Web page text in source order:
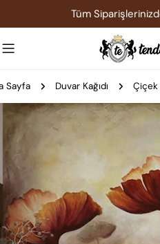
atla
Tüm
Sayfa Duvar Kağıdı Çiçek
Ürün
bilgilerine